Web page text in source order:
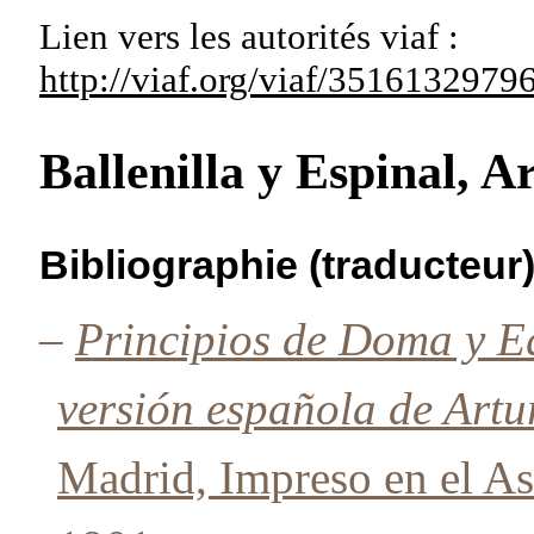
Lien vers les autorités viaf :
http://viaf.org/viaf/
Ballenilla y Espinal,
Bibliographie (traducteur)
– Principios de Doma y
versión española de
Madrid, Impreso en el